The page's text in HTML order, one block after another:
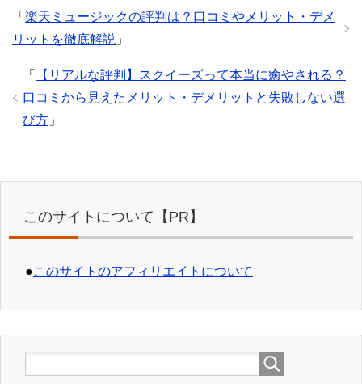
「 楽天ミュージックの評判は？口コミやメリット・デメ
リットを徹底解説 」
「
【リアルな評判】スクイーズって本当に癒やされる？
口コミから見えたメリット・デメリットと失敗しない選
び方 」
このサイトについて【PR】
●このサイトのアフィリエイトについて